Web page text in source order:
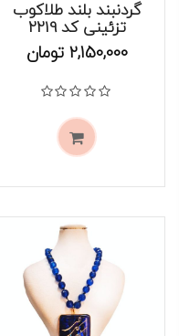
موجود است
گردنبند بلند طلاکوب
تزئینی کد 2219
2,150,000 تومان
نمره0از 5